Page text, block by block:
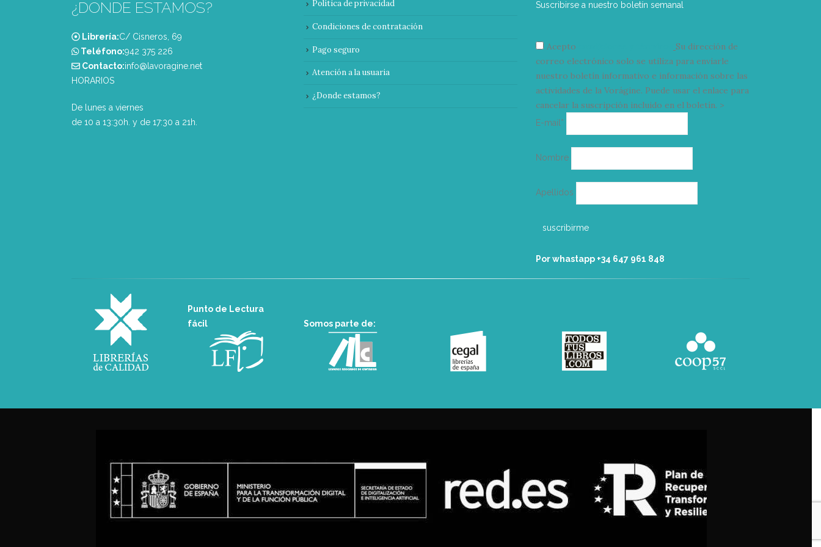
¿DONDE ESTAMOS?
Librería:C/ Cisneros, 69
Teléfono:‭942 375 226‬
Contacto:info@lavoragine.net
HORARIOS
De lunes a viernes
de 10 a 13:30h. y de 17:30 a 21h.
Política de privacidad
Condiciones de contratación
Pago seguro
Atención a la usuaria
¿Donde estamos?
Suscribirse a nuestro boletín semanal
Acepto
Su dirección de
correo electrónico solo se utiliza para enviarle
nuestro boletín informativo e información sobre las
actividades de la Vorágine. Puede usar el enlace para
cancelar la suscripción incluido en el boletín. >
E-mail*
electrónico
Nombre
Apellidos
Por whastapp +34 ‭647 961 848‬
Punto de Lectura
fácil
Somos parte de: